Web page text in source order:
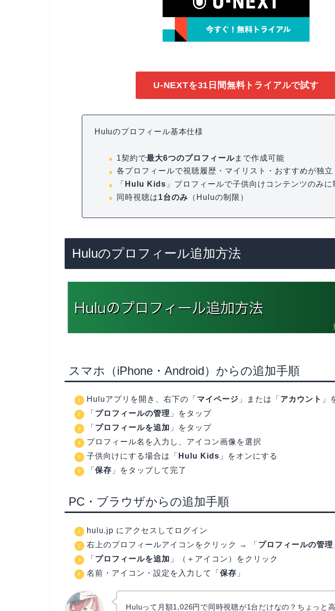
U-NEXTを31日間無料トライアルで試す
Huluのプロフィール基本仕様
1契約で最大6つのプロフィールまで作成可能
各プロフィールで視聴履歴・マイリスト・おすすめが独立
「 Hulu Kids 」プロフィールで子供向けコンテンツのみに
同時視聴は1台のみ （Huluの制限）
Huluのプロフィール追加方法
スマホ（iPhone・Android）からの追加手順
Huluアプリを開き、右下の「 マイページ 」または「 アカウント 」
「 プロフィールの管理 」をタップ
「 プロフィールを追加 」をタップ
プロフィール名を入力し、アイコン画像を選択
子供向けにする場合は「 Hulu Kids 」をオンにする
「 保存 」をタップして完了
PC・ブラウザからの追加手順
hulu.jp にアクセスしてログイン
右上のプロフィールアイコンをクリック → 「 プロフィールの管理
「 プロフィールを追加 」（＋アイコン）をクリック
名前・アイコン・設定を入力して「 保存 」
Huluって月額1,026円で同時視聴が1台だけなの？ちょっと高